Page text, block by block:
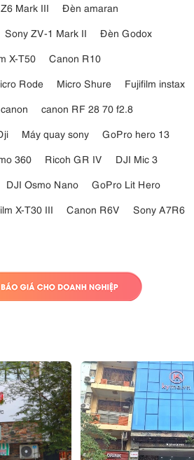
Mark III
Đèn amaran
Sony ZV-1 Mark II
Đèn Godox
X-T50
Canon R10
Rode Micro Shure
Fujifilm instax
canon RF 28 70 f2.8
Máy quay sony
GoPro hero 13
360 Ricoh GR IV
DJI Mic 3
DJI Osmo Nano
GoPro Lit Hero
X-T30 III Canon R6V
Sony A7R6